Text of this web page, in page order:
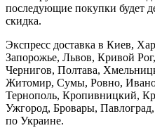
последующие покупки будет
скидка.
Экспресс доставка в Киев,
Запорожье, Львов, Кривой
Чернигов, Полтава,
Житомир, Сумы, Ровно,
Тернополь, Кропивницкий,
Ужгород, Бровары,
по Украине.